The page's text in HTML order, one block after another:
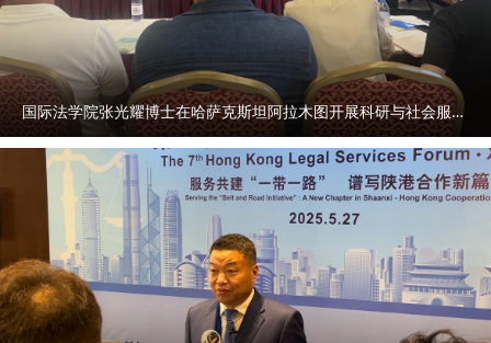
国际法学院张光耀博士在哈萨克斯坦阿拉木图开展科研与社会服务活动